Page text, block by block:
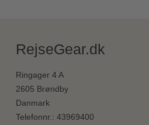
RejseGear.dk
Ringager 4 A
2605 Brøndby
Danmark
Telefonnr. : 43969400